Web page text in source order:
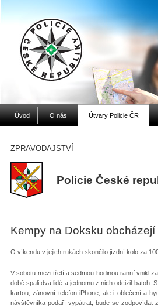
Úvod O nás Útvary Policie ČR
ZPRAVODAJSTVÍ
Policie České
Kempy na Doksku obcházejí
O víkendu v jejich rukách skončilo jízdní kolo za
V sobotu mezi třetí a sedmou hodinou ranní vnikl
době spali dva lidé a jednomu z nich odcizil batoh.
kartou, zánovní telefon iPhone, ale i oblečení a
návštěvníka podaří vypátrat, bude se zodpovídat